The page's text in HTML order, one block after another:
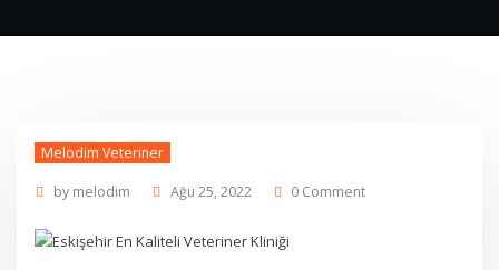
Melodim Veteriner
by melodim Ağu 25, 2022 0 Comment